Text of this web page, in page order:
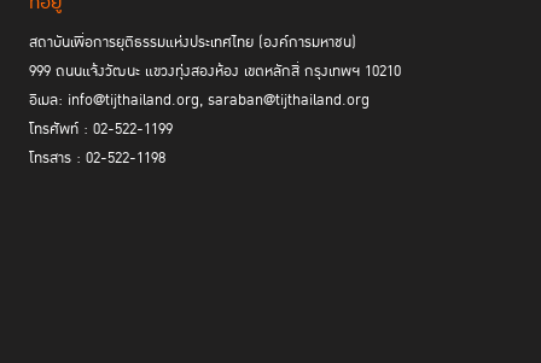
สถาบันเพื่อการยุติธรรมแห่งประเทศไทย (องค์การมหาชน)
999 ถนนแจ้งวัฒนะ แขวงทุ่งสองห้อง เขตหลักสี่ กรุงเทพฯ 10210
อีเมล: info@tijthailand.org, saraban@tijthailand.org
โทรศัพท์ : 02-522-1199
โทรสาร : 02-522-1198